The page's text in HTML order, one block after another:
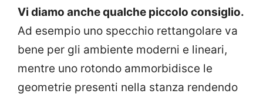
Vi diamo anche qualche piccolo consiglio.
Ad esempio uno specchio rettangolare va
bene per gli ambiente moderni e lineari,
mentre uno rotondo ammorbidisce le
geometrie presenti nella stanza rendendo